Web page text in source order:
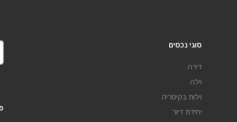
סוגי נכסים
דירה
וילה
וילות בקיסריה
יחידת דיור